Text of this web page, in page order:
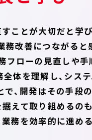
ことが大切だと学
改善につながると
フローの見直しや
体を理解し、シス
、開発はその手段
えて取り組めるの
務を効率的に進め